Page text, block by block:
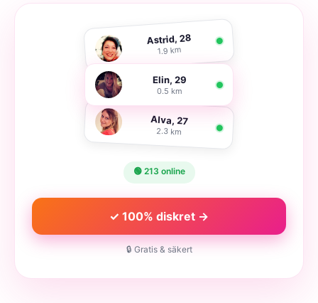
Astrid, 28
1.9 km
Elin, 29
0.5 km
Alva, 27
2.3 km
🟢 213 online
✓ 100% diskret →
🔒 Gratis & säkert